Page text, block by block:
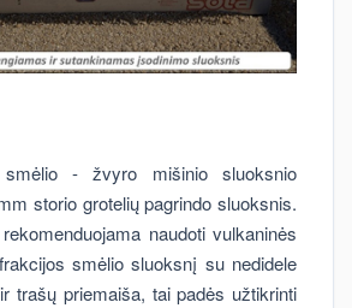
- žvyro mišinio sluoksnio
storio grotelių pagrindo sluoksnis.
naudoti vulkaninės
smėlio sluoksnį su nedidele
trašų priemaiša, tai padės užtikrinti